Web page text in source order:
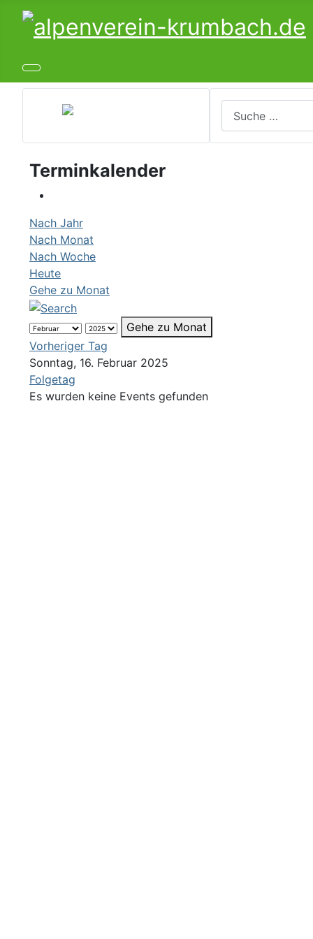
Terminkalender
Nach Jahr
Nach Monat
Nach Woche
Heute
Gehe zu Monat
Gehe zu Monat
Vorheriger Tag
Sonntag, 16. Februar 2025
Folgetag
Es wurden keine Events gefunden